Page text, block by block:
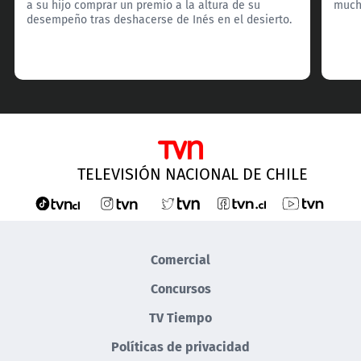
a su hijo comprar un premio a la altura de su
desempeño tras deshacerse de Inés en el desierto.
TELEVISIÓN NACIONAL DE CHILE
Comercial
Concursos
TV Tiempo
Políticas de privacidad